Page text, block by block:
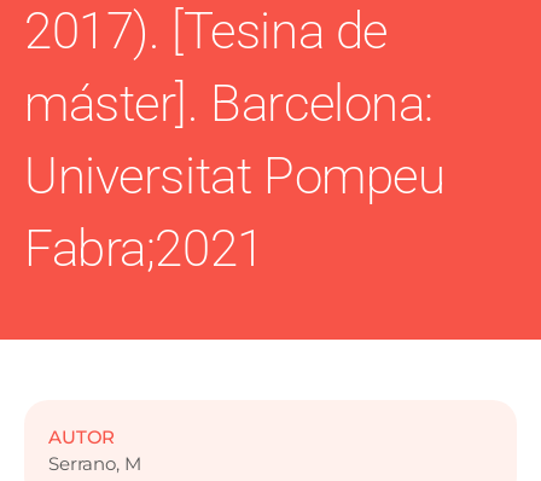
2017). [Tesina de
máster]. Barcelona:
Universitat Pompeu
Fabra;2021
AUTOR
Serrano, M